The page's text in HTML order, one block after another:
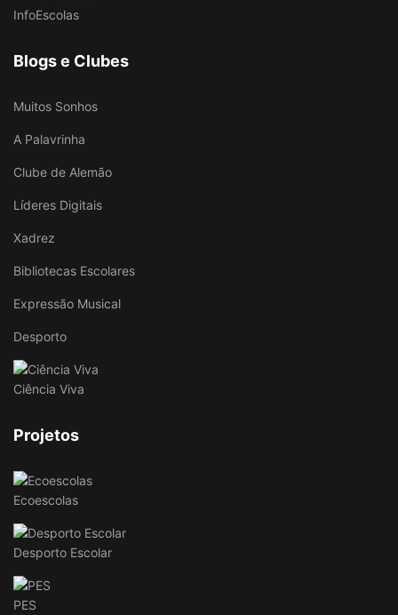
InfoEscolas
Blogs e Clubes
Muitos Sonhos
A Palavrinha
Clube de Alemão
Líderes Digitais
Xadrez
Bibliotecas Escolares
Expressão Musical
Desporto
Ciência Viva
Projetos
Ecoescolas
Desporto Escolar
PES